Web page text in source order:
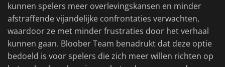
kunnen spelers meer overlevingskansen en minder
afstraffende vijandelijke confrontaties verwachten,
waardoor ze met minder frustraties door het verhaal
kunnen gaan. Bloober Team benadrukt dat deze optie
bedoeld is voor spelers die zich meer willen richten op